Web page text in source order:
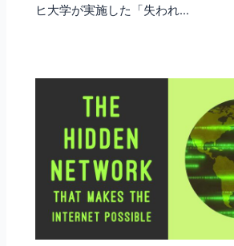
ヒ大学が実施した「失われ…